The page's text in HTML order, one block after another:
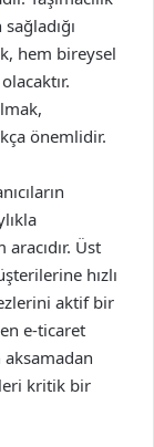
hem bireysel
önemlidir.
Üst
hızlı
aktif bir
e-ticaret
aksamadan
kritik bir